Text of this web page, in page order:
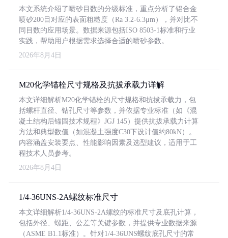
本文系统介绍了喷砂目数的分级标准，重点分析了铝合金
喷砂200目对应的表面粗糙度（Ra 3.2-6.3μm），并对比不
同目数的应用场景。数据来源包括ISO 8503-1标准和行业
实践，帮助用户根据需求选择合适的喷砂参数。
2026年8月4日
M20化学锚栓尺寸规格及抗拔承载力详解
本文详细解析M20化学锚栓的尺寸规格和抗拔承载力，包
括螺杆直径、钻孔尺寸等参数，并依据专业标准（如《混
凝土结构后锚固技术规程》JGJ 145）提供抗拔承载力计算
方法和典型数值（如混凝土强度C30下设计值约80kN）。
内容涵盖安装要点、性能影响因素及选型建议，适用于工
程技术人员参考。
2026年8月4日
1/4-36UNS-2A螺纹标准尺寸
本文详细解析1/4-36UNS-2A螺纹的标准尺寸及底孔计算，
包括外径、螺距、公差等关键参数，并提供专业数据来源
（ASME B1.1标准）。针对1/4-36UNS螺纹底孔尺寸的常